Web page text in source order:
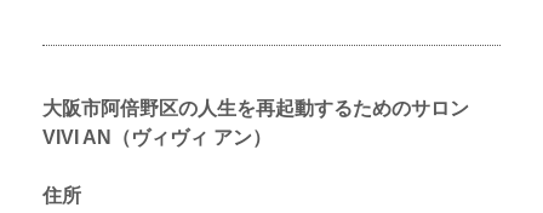
大阪市阿倍野区の人生を再起動するためのサロン
VIVI AN（ヴィヴィ アン）
住所